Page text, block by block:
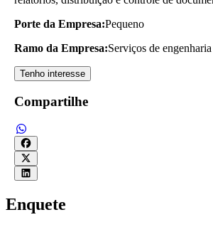
Porte da Empresa:Pequeno
Ramo da Empresa:Serviços de engenharia
Tenho interesse
Compartilhe
Enquete